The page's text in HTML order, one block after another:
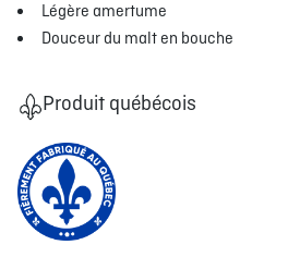
Légère amertume
Douceur du malt en bouche
Produit québécois